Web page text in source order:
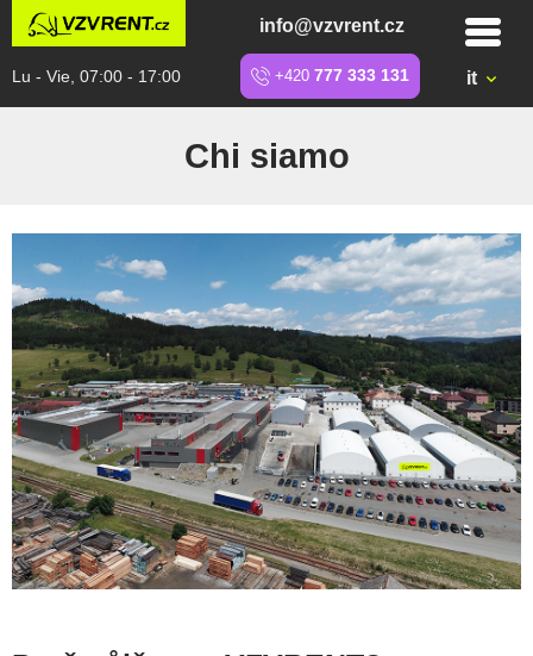
info@vzvrent.cz
Lu - Vie, 07:00 - 17:00 +420 777 333 131 it
Chi siamo